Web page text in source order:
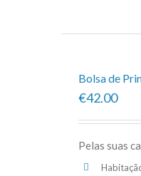
Bolsa de
€42.00
Pelas suas